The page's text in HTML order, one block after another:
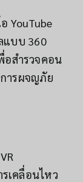
YouTube
แบบ 360
อสำรวจคอน
ารผจญภัย
เคลื่อนไหว